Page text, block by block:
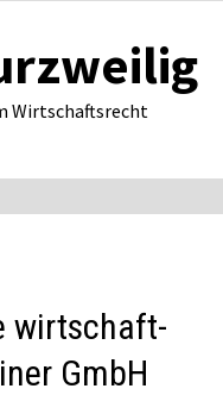
Wirtschaftsrecht
wirt­schaft­
GmbH